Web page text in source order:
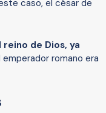
caso, el césar de
de Dios, ya
emperador romano era